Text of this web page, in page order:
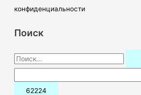
конфиденциальности
Поиск
П
о
и